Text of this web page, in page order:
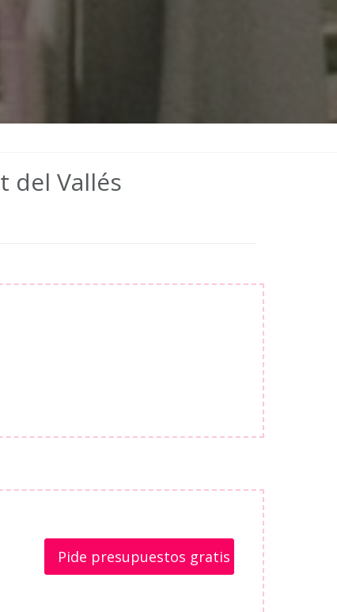
del Vallés
Pide presupuestos gratis